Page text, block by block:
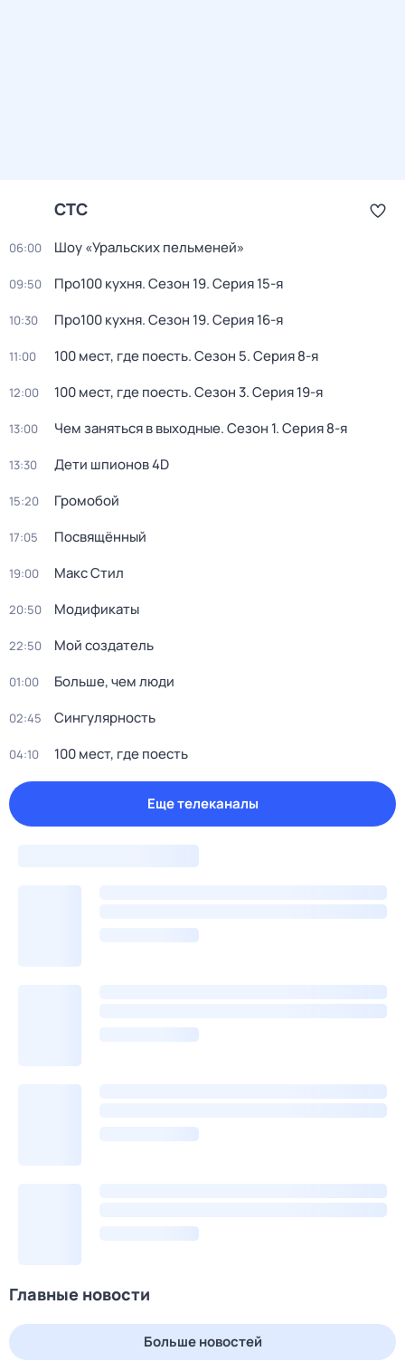
СТС
06:00 Шоу «Уральских пельменей»
09:50 Про100 кухня. Сезон 19. Серия 15-я
10:30 Про100 кухня. Сезон 19. Серия 16-я
11:00 100 мест, где поесть. Сезон 5. Серия 8-я
12:00 100 мест, где поесть. Сезон 3. Серия 19-я
13:00 Чем заняться в выходные. Сезон 1. Серия 8-я
13:30 Дети шпионов 4D
15:20 Громобой
17:05 Посвящённый
19:00 Макс Стил
20:50 Модификаты
22:50 Мой создатель
01:00 Больше, чем люди
02:45 Сингулярность
04:10 100 мест, где поесть
Еще телеканалы
Главные новости
Больше новостей